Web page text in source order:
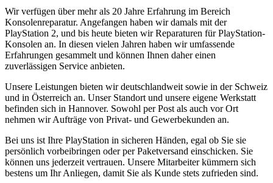
Wir verfügen über mehr als 20 Jahre Erfahrung im Bereich
Konsolenreparatur. Angefangen haben wir damals mit der
PlayStation 2, und bis heute bieten wir Reparaturen für PlayStation-
Konsolen an. In diesen vielen Jahren haben wir umfassende
Erfahrungen gesammelt und können Ihnen daher einen
zuverlässigen Service anbieten.
Unsere Leistungen bieten wir deutschlandweit sowie in der Schweiz
und in Österreich an. Unser Standort und unsere eigene Werkstatt
befinden sich in Hannover. Sowohl per Post als auch vor Ort
nehmen wir Aufträge von Privat- und Gewerbekunden an.
Bei uns ist Ihre PlayStation in sicheren Händen, egal ob Sie sie
persönlich vorbeibringen oder per Paketversand einschicken. Sie
können uns jederzeit vertrauen. Unsere Mitarbeiter kümmern sich
bestens um Ihr Anliegen, damit Sie als Kunde stets zufrieden sind.